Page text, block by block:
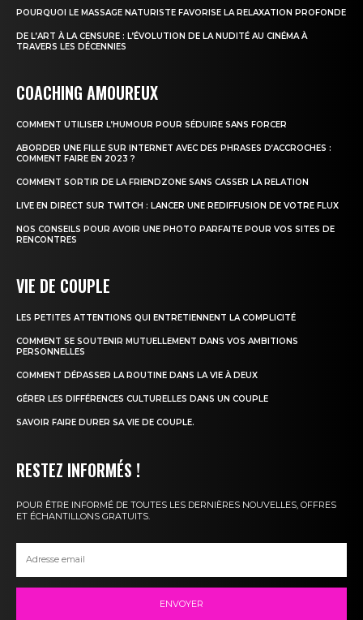
POURQUOI LE MASSAGE NATURISTE FAVORISE LA RELAXATION PROFONDE
DE L’ART À LA CENSURE : L’ÉVOLUTION DE LA NUDITÉ AU CINÉMA À
TRAVERS LES DÉCENNIES
COACHING AMOUREUX
COMMENT UTILISER L’HUMOUR POUR SÉDUIRE SANS FORCER
ABORDER UNE FILLE SUR INTERNET AVEC DES PHRASES D’ACCROCHES :
COMMENT FAIRE EN 2023 ?
COMMENT SORTIR DE LA FRIENDZONE SANS CASSER LA RELATION
LIVE EN DIRECT SUR TWITCH : LANCER UNE REDIFFUSION DE VOTRE FLUX
NOS CONSEILS POUR AVOIR UNE PHOTO PARFAITE POUR VOS SITES DE
RENCONTRES
VIE DE COUPLE
LES PETITES ATTENTIONS QUI ENTRETIENNENT LA COMPLICITÉ
COMMENT SE SOUTENIR MUTUELLEMENT DANS VOS AMBITIONS
PERSONNELLES
COMMENT DÉPASSER LA ROUTINE DANS LA VIE À DEUX
GÉRER LES DIFFÉRENCES CULTURELLES DANS UN COUPLE
SAVOIR FAIRE DURER SA VIE DE COUPLE.
RESTEZ INFORMÉS !
POUR ÊTRE INFORMÉ DE TOUTES LES DERNIÈRES NOUVELLES, OFFRES
ET ÉCHANTILLONS GRATUITS.
ENVOYER